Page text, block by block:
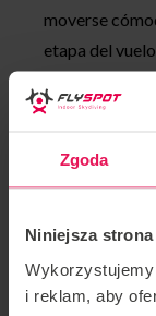
Zgoda
Niniejsza
i reklam, aby
moverse
etapa del
entender
para todos.
Durante el
por menos.